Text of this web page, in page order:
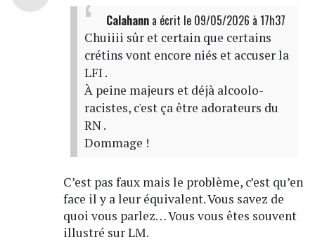
Calahanna écrit le 09/05/2026 à 17h37
Chuiiii sûr et certain que certains
crétins vont encore niés et accuser la
LFI .
À peine majeurs et déjà alcoolo-
racistes, c'est ça être adorateurs du
RN .
Dommage !
C’est pas faux mais le problème, c’est qu’en
face il y a leur équivalent. Vous savez de
quoi vous parlez… Vous vous êtes souvent
illustré sur LM.